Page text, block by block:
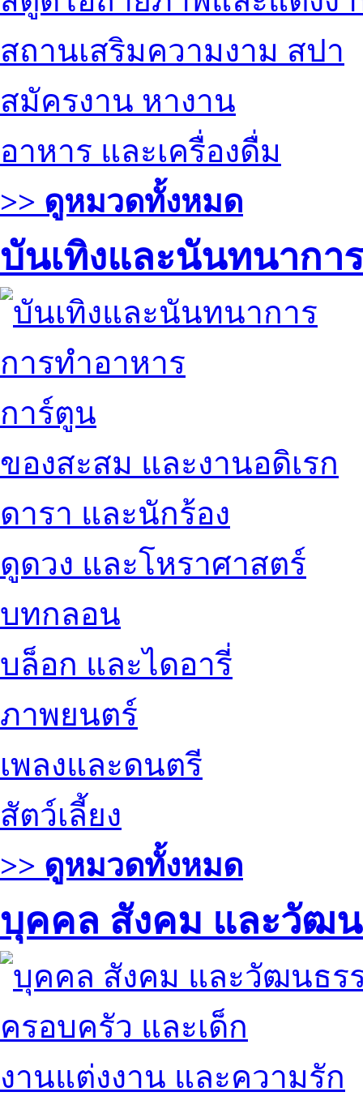
สถานเสริมความงาม สปา
สมัครงาน หางาน
อาหาร และเครื่องดื่ม
>> ดูหมวดทั้งหมด
บันเทิงและนันทนาการ
การทำอาหาร
การ์ตูน
ของสะสม และงานอดิเรก
ดารา และนักร้อง
ดูดวง และโหราศาสตร์
บทกลอน
บล็อก และไดอารี่
ภาพยนตร์
เพลงและดนตรี
สัตว์เลี้ยง
>> ดูหมวดทั้งหมด
บุคคล สังคม และวัฒ
ครอบครัว และเด็ก
งานแต่งงาน และความรัก